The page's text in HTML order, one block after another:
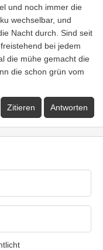
und noch immer die
wechselbar, und
Nacht durch. Sind seit
bei jedem
die mühe gemacht die
die schon grün vom
Zitieren Antworten